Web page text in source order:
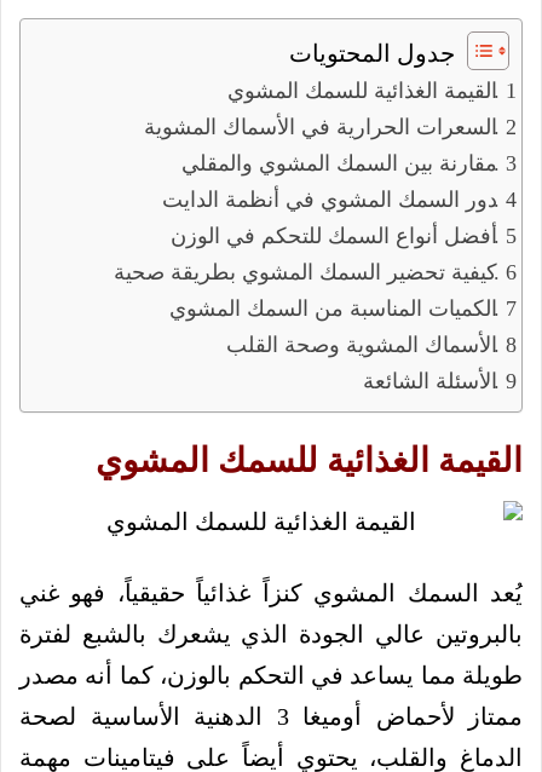
جدول المحتويات
القيمة الغذائية للسمك المشوي
السعرات الحرارية في الأسماك المشوية
مقارنة بين السمك المشوي والمقلي
دور السمك المشوي في أنظمة الدايت
أفضل أنواع السمك للتحكم في الوزن
كيفية تحضير السمك المشوي بطريقة صحية
الكميات المناسبة من السمك المشوي
الأسماك المشوية وصحة القلب
الأسئلة الشائعة
القيمة الغذائية للسمك المشوي
يُعد السمك المشوي كنزاً غذائياً حقيقياً، فهو غني
بالبروتين عالي الجودة الذي يشعرك بالشبع لفترة
طويلة مما يساعد في التحكم بالوزن، كما أنه مصدر
ممتاز لأحماض أوميغا 3 الدهنية الأساسية لصحة
الدماغ والقلب، يحتوي أيضاً على فيتامينات مهمة